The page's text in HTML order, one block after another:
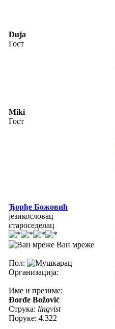
Duja
Гост
Miki
Гост
Ђорђе Божовић
језикословац
староседелац
Ван мреже
Пол:
Организација:
Име и презиме:
Đorđe Božović
Струка: lingvist
Поруке: 4.322